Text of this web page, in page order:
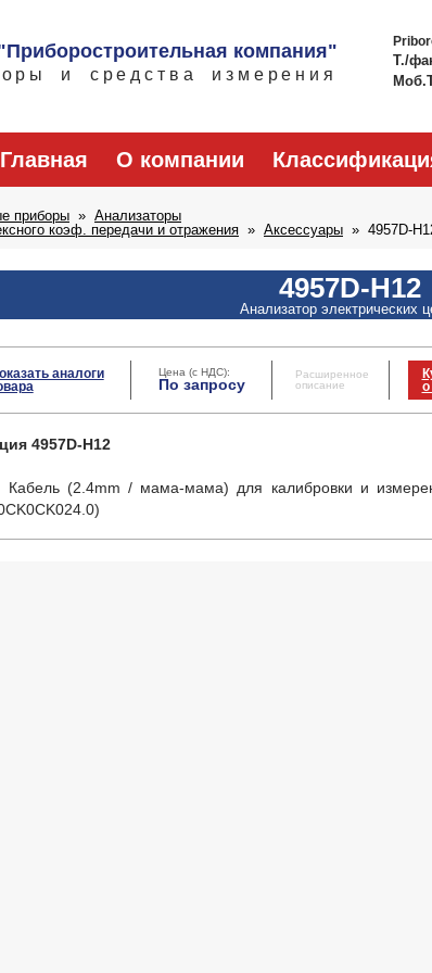
компания"
и средства измерения
Т./
Главная О компании
приборы
Анализаторы
коэф. передачи и отражения
Аксессуары 4957D-
4957D-H12
Анализатор электрических
аналоги
Цена (с НДС):
По запросу
Расширенное
описание
о
4957D-H12
Кабель (2.4mm / мама-мама) для калибровки и